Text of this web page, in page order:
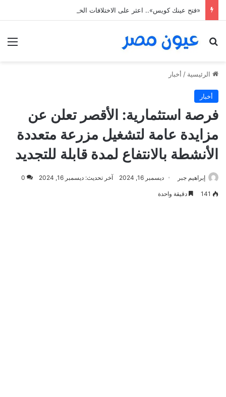
بحث عن
الرئيسية / أخبار
أخبار
فرصة استثمارية: الأقصر تعلن عن
مزايدة عامة لتشغيل مزرعة متعددة
الأنشطة بالانتفاع لمدة قابلة للتجديد
إبراهيم جبر ديسمبر 16, 2024 آخر تحديث: ديسمبر 16, 2024 0
141 دقيقة واحدة